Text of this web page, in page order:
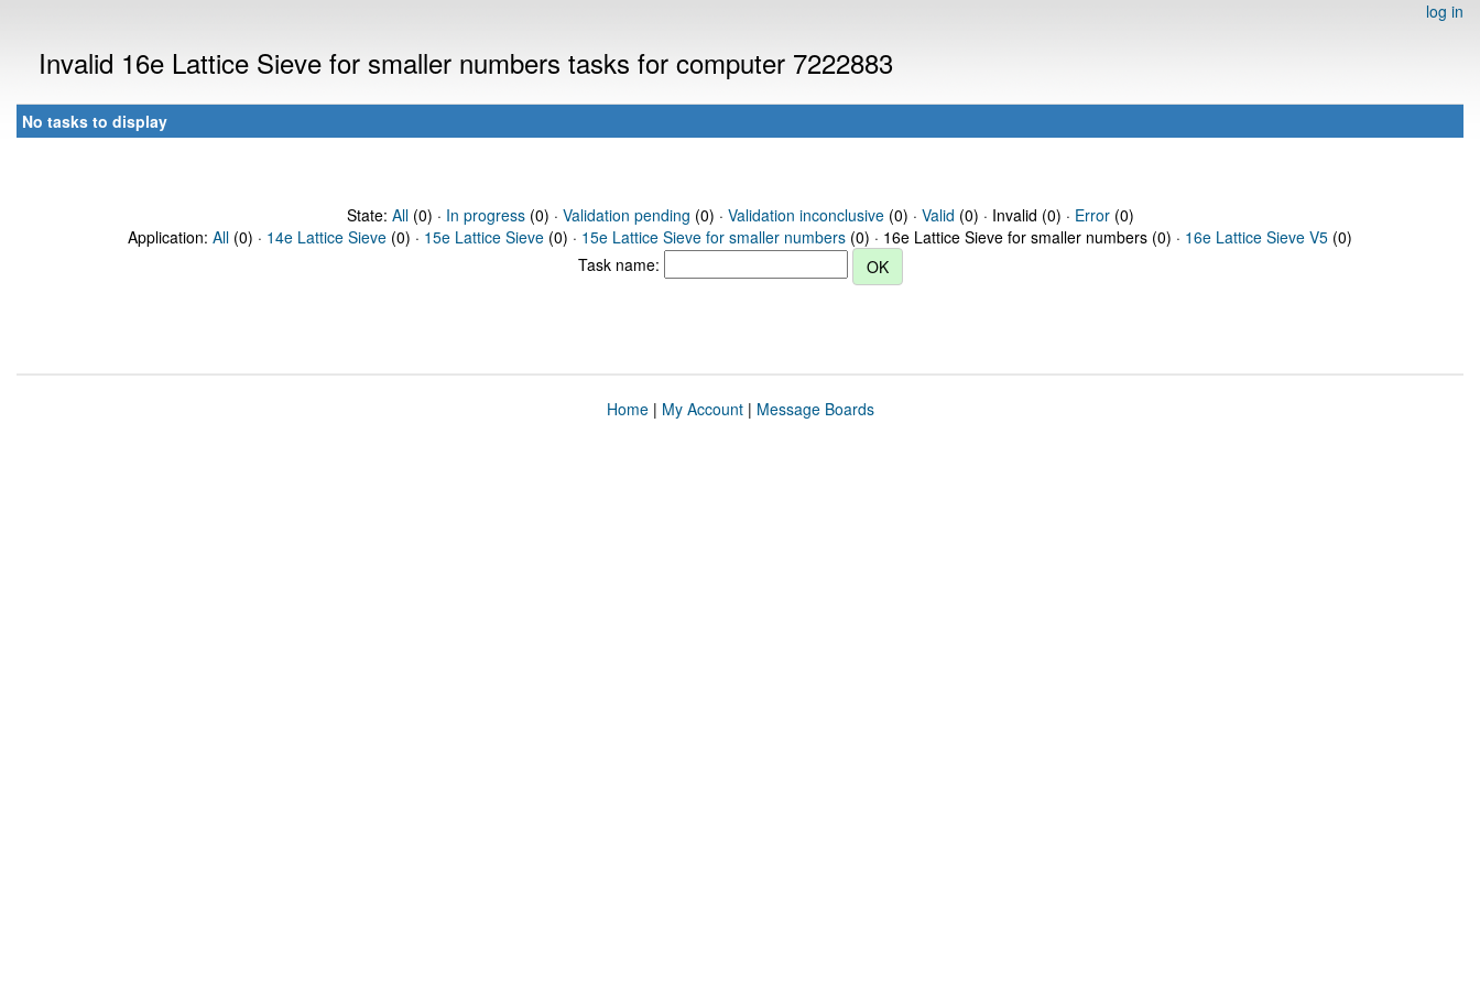
log in
Invalid 16e Lattice Sieve for smaller numbers tasks for computer 7222883
No tasks to display
State: All(0) · In progress(0) · Validation pending (0) · Validation inconclusive(0) · Valid (0) · Invalid (0) · Error(0)
Application: All (0) · 14e Lattice Sieve (0) · 15e Lattice Sieve (0) · 15e Lattice Sieve for smaller numbers (0) · 16e Lattice Sieve for smaller numbers (0) · 16e Lattice Sieve V5 (0)
Task name:
Home| My Account| Message Boards